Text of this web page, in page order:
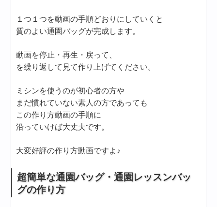
１つ１つを動画の手順どおりにしていくと
質のよい通園バッグが完成します。
動画を停止・再生・戻って、
を繰り返して見て作り上げてください。
ミシンを使うのが初心者の方や
まだ慣れていない素人の方であっても
この作り方動画の手順に
沿っていけば大丈夫です。
大変好評の作り方動画ですよ♪
超簡単な通園バッグ・通園レッスンバッ
グの作り方